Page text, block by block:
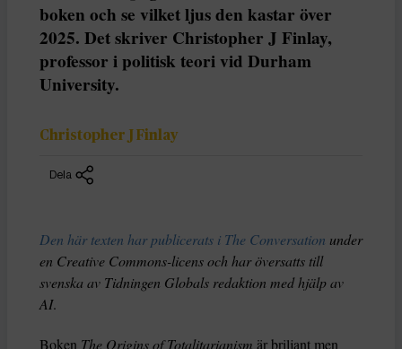
boken och se vilket ljus den kastar över
2025. Det skriver Christopher J Finlay,
professor i politisk teori vid Durham
University.
Christopher J Finlay
Dela
Den här texten har publicerats i The Conversation under
en Creative Commons-licens och har översatts till
svenska av Tidningen Globals redaktion med hjälp av
AI.
Boken The Origins of Totalitarianism är briljant men